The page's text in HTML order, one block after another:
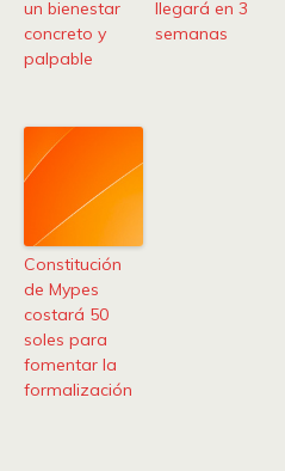
un bienestar
concreto y
palpable
llegará en 3
semanas
Constitución
de Mypes
costará 50
soles para
fomentar la
formalización